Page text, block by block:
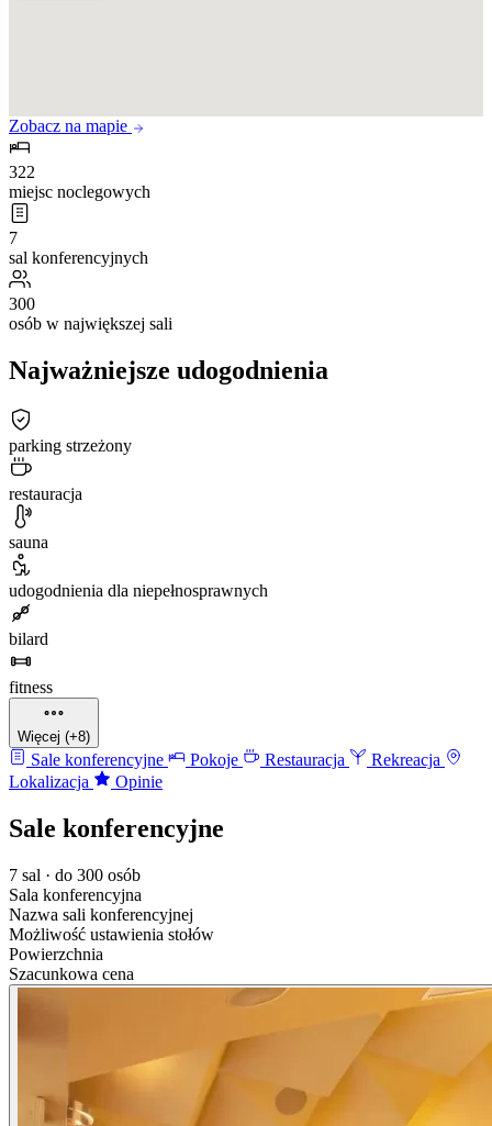
Zobacz na mapie
322
miejsc noclegowych
7
sal konferencyjnych
300
osób w największej sali
Najważniejsze udogodnienia
parking strzeżony
restauracja
sauna
udogodnienia dla niepełnosprawnych
bilard
fitness
Więcej (+8)
Sale konferencyjne Pokoje Restauracja
Rekreacja
Lokalizacja
Opinie
Sale konferencyjne
7 sal · do 300 osób
Sala konferencyjna
Nazwa sali konferencyjnej
Możliwość ustawienia stołów
Powierzchnia
Szacunkowa cena